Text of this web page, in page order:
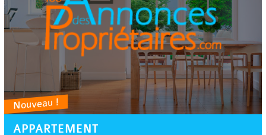
Nouveau !
APPARTEMENT